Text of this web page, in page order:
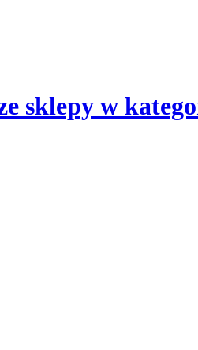
sklepy w